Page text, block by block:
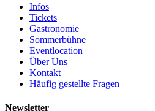
Infos
Tickets
Gastronomie
Sommerbühne
Eventlocation
Über Uns
Kontakt
Häufig gestellte Fragen
Newsletter